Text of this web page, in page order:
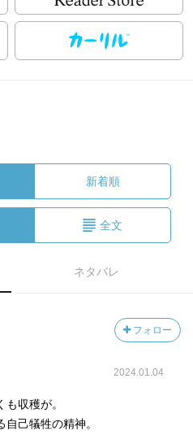
新着順
全文
ネタバレ
フォロー
2024.01.04
収穫が。
己犠牲の精神。